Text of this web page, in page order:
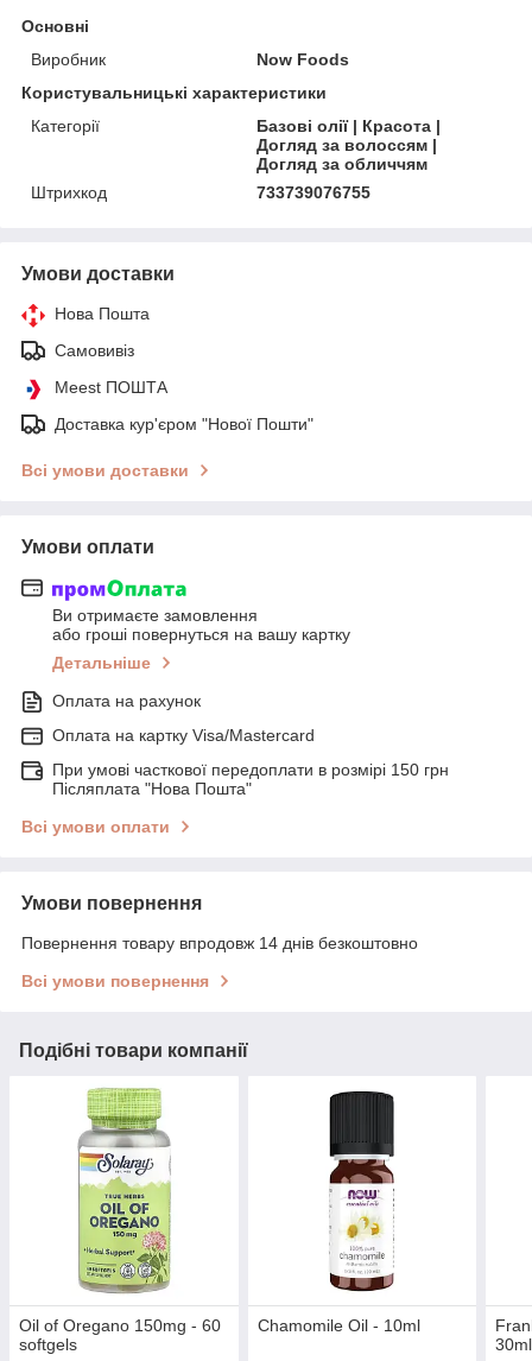
Основні
Виробник
Now Foods
Користувальницькі характеристики
Категорії
Базові олії | Красота |
Догляд за волоссям |
Догляд за обличчям
Штрихкод
733739076755
Умови доставки
Нова Пошта
Самовивіз
Meest ПОШТА
Доставка кур'єром "Нової Пошти"
Всі умови доставки
Умови оплати
Ви отримаєте замовлення
або гроші повернуться на вашу картку
Детальніше
Оплата на рахунок
Оплата на картку Visa/Mastercard
При умові часткової передоплати в розмірі 150 грн
Післяплата "Нова Пошта"
Всі умови оплати
Умови повернення
Повернення товару впродовж 14 днів безкоштовно
Всі умови повернення
Подібні товари компанії
Oil of Oregano 150mg - 60
softgels
Chamomile Oil - 10ml